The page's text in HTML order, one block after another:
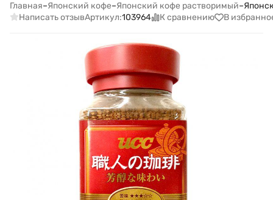
Главная–Японский кофе–Японский кофе растворимый–
Написать отзывАртикул:103964 К сравнению В